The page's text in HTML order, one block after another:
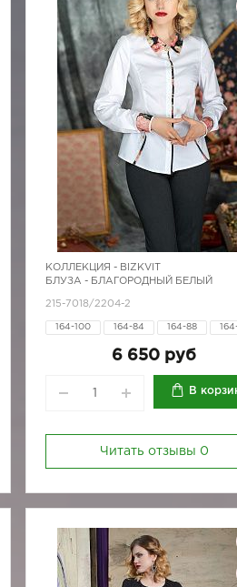
КОЛЛЕКЦИЯ - BIZKVIT
БЛУЗА - БЛАГОРОДНЫЙ БЕЛЫЙ
215-7018/2204-2
164-100 164-84 164-88
170-96
6 650 руб
В
Читать отзывы 0